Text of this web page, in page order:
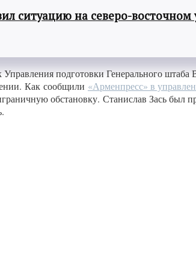
на северо-восточном
подготовки Генерального
Как сообщили «Арменпресс» в
обстановку. Станислав Зась